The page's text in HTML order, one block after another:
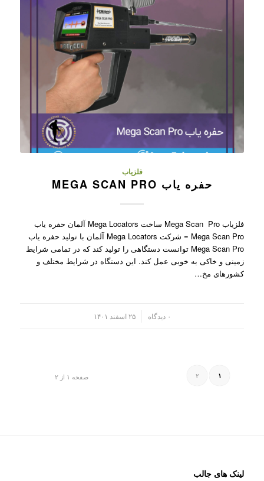
فلزیاب
حفره یاب MEGA SCAN PRO
فلزیاب Mega Scan Pro ساخت Mega Locators آلمان حفره یاب
Mega Scan Pro = شرکت Mega Locators آلمان با تولید حفره یاب
Mega Scan Pro توانست دستگاهی را تولید کند که در تمامی شرایط
زمینی و خاکی به خوبی عمل کند. این دستگاه در شرایط مختلف و
کشورهای مخ…
۰ دیدگاه ۲۵ اسفند ۱۴۰۱
صفحه ۱ از ۲ ۱ ۲
لینک های جالب